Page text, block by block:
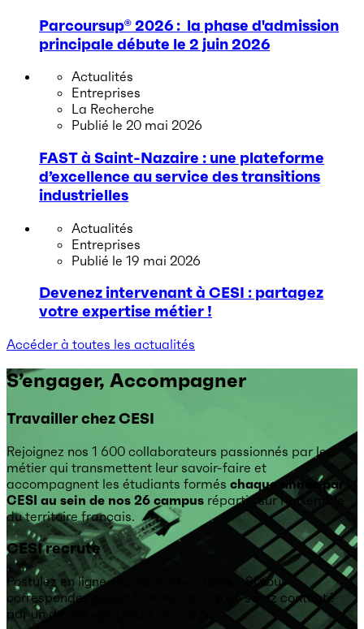
Parcoursup® 2026 : la phase d'admission
principale débute le 2 juin 2026
Actualités
Entreprises
La Recherche
Publié le 20 mai 2026
FAST à Saint-Nazaire : une plateforme
d’excellence au service des transitions
industrielles
Actualités
Entreprises
Publié le 19 mai 2026
Devenez intervenant à CESI : partagez
votre expertise métier !
Accéder à toutes les actualités
S’engager, Accompagner
Travailler chez CESI
Rejoignez nos 1 600 collaborateurs passionnés par leur
métier qui transmettent leur savoir-faire et
accompagnent les étudiants formés chaque année par
CESI au sein de nos 26 campus répartis sur l’ensemble
du territoire français.
CESI recrute
Postulez en ligne sur notre site internet. Si vous
correspondez au profil recherché, vous serez contacté
par un de nos recruteurs en région.